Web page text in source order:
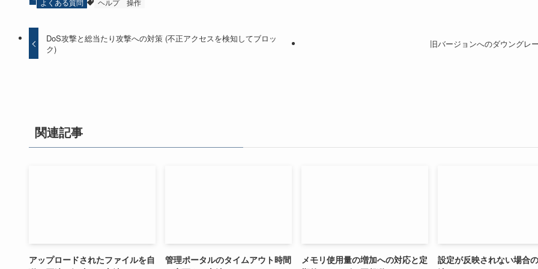
よくある質問 ヘルプ 操作
DoS攻撃と総当たり攻撃への対策 (不正アクセスを検知してブロッ
ク)
旧バージョンへのダウングレ
関連記事
アップロードされたファイルを自
管理ポータルのタイムアウト時間
メモリ使用量の増加への対応と定
設定が反映されない場合